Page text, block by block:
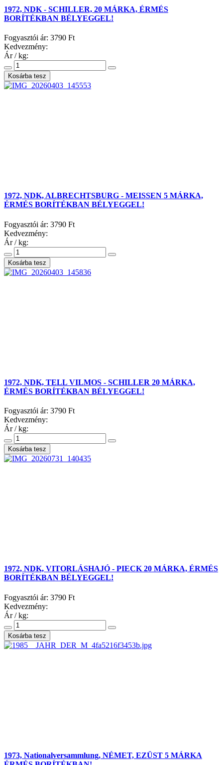
1972, NDK - SCHILLER, 20 MÁRKA, ÉRMÉS
BORÍTÉKBAN BÉLYEGGEL!
Fogyasztói ár: 3790 Ft
Kedvezmény:
Ár / kg:
1972, NDK, ALBRECHTSBURG - MEISSEN 5 MÁRKA,
ÉRMÉS BORÍTÉKBAN BÉLYEGGEL!
Fogyasztói ár: 3790 Ft
Kedvezmény:
Ár / kg:
1972, NDK, TELL VILMOS - SCHILLER 20 MÁRKA,
ÉRMÉS BORÍTÉKBAN BÉLYEGGEL!
Fogyasztói ár: 3790 Ft
Kedvezmény:
Ár / kg:
1972, NDK, VITORLÁSHAJÓ - PIECK 20 MÁRKA, ÉRMÉS
BORÍTÉKBAN BÉLYEGGEL!
Fogyasztói ár: 3790 Ft
Kedvezmény:
Ár / kg:
1973, Nationalversammlung, NÉMET, EZÜST 5 MÁRKA